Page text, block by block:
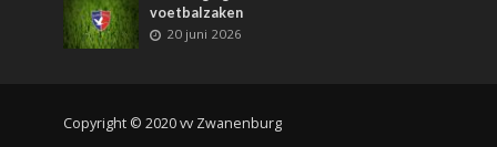
voetbalzaken
20 juni 2026
Copyright © 2020 vv Zwanenburg